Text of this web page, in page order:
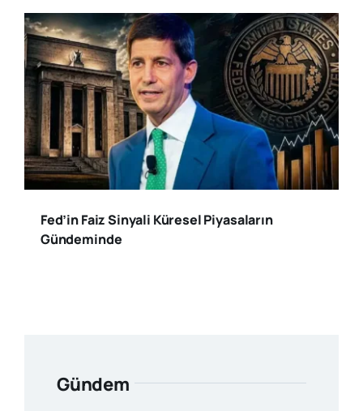
Fed’in Faiz Sinyali Küresel Piyasaların
Gündeminde
Gündem